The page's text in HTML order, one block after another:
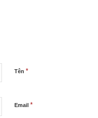
Tên *
Email *